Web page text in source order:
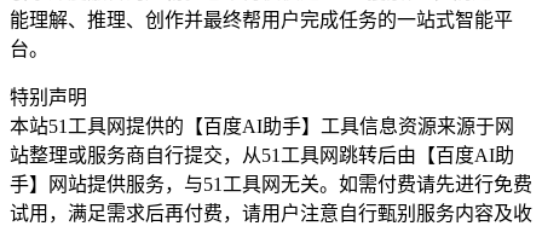
能理解、推理、创作并最终帮用户完成任务的一站式智能平
台。
特别声明
本站51工具网提供的【百度AI助手】工具信息资源来源于网
站整理或服务商自行提交，从51工具网跳转后由【百度AI助
手】网站提供服务，与51工具网无关。如需付费请先进行免费
试用，满足需求后再付费，请用户注意自行甄别服务内容及收